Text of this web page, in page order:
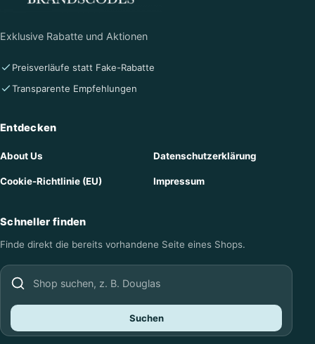
Exklusive Rabatte und Aktionen
Preisverläufe statt Fake-Rabatte
Transparente Empfehlungen
Entdecken
About Us Datenschutzerklärung
Cookie-Richtlinie (EU) Impressum
Schneller finden
Finde direkt die bereits vorhandene Seite eines Shops.
Shop suchen
Suchen